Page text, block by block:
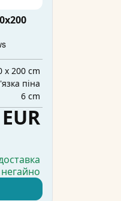
x 200 cm
піна
6 cm